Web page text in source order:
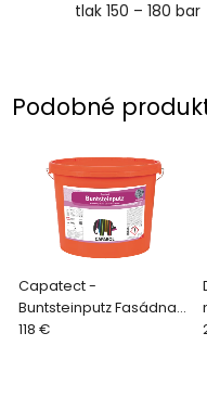
tlak 150 – 180 bar
Podobné
Capatect -
Buntsteinputz Fasádna
dekoratívna omietka na
118 €